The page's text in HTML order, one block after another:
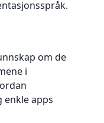
om de
i
apps